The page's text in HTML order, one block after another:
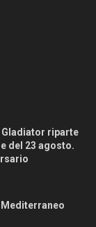
Gladiator riparte
del 23 agosto.